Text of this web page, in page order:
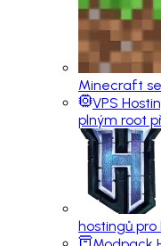
Minecraft
VPS
plným root
hostingů pro